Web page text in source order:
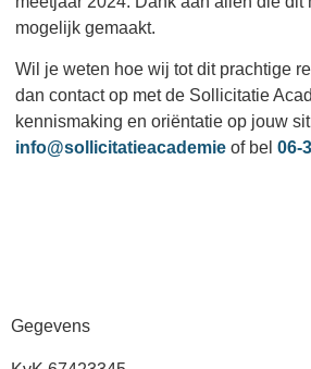
mogelijk gemaakt.
Wil je weten hoe wij tot dit prachtige
dan contact op met de Sollicitatie
kennismaking en oriëntatie op jouw
info@sollicitatieacademie of bel 06-
Gegevens